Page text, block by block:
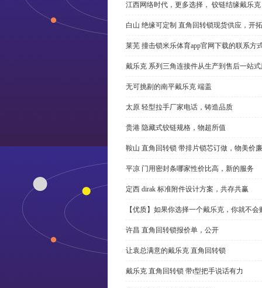
江西网络时代，更多选择， 铰链结缘戴乐克
白山 绝缘可定制 直角回转锁现货供应，开
莱芜 撞击锁米乐体育app官网下载的联系方
戴乐克 系列三角连接件从生产到售后一站
无可挑剔的南平戴乐克 端盖
太原 轻型拉手厂家电话，铸造品质
贵港 隐藏式铰链规格，物超所值
鞍山 直角回转锁 带排片锁芯订做，物美价廉
平凉 门用密封条哪家性价比高，新的服务
定西 dirak 标准附件设计方案，共存共赢
【优质】如果你选择一个戴乐克，你就不
许昌 直角回转锁报价单，公开
让袁总满意的戴乐克 直角回转锁
戴乐克 直角回转锁 带t型把手说话有力